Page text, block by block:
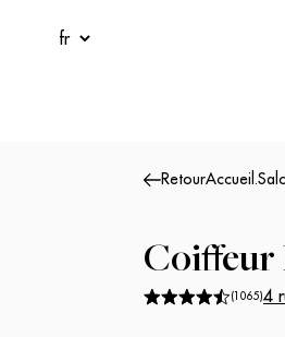
RetourAccueil .
Coiffeur
( 1065)4